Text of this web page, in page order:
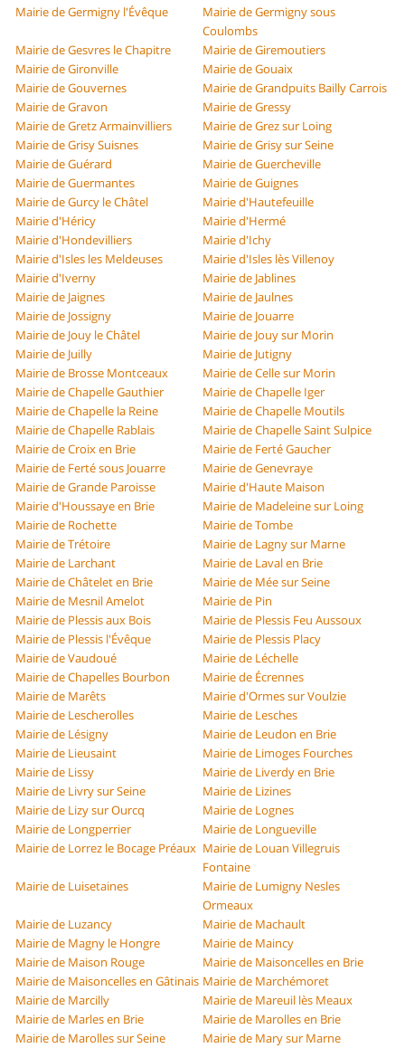
Mairie de Germigny l'Évêque
Mairie de Germigny sous
Coulombs
Mairie de Gesvres le Chapitre
Mairie de Giremoutiers
Mairie de Gironville
Mairie de Gouaix
Mairie de Gouvernes
Mairie de Grandpuits Bailly Carrois
Mairie de Gravon
Mairie de Gressy
Mairie de Gretz Armainvilliers
Mairie de Grez sur Loing
Mairie de Grisy Suisnes
Mairie de Grisy sur Seine
Mairie de Guérard
Mairie de Guercheville
Mairie de Guermantes
Mairie de Guignes
Mairie de Gurcy le Châtel
Mairie d'Hautefeuille
Mairie d'Héricy
Mairie d'Hermé
Mairie d'Hondevilliers
Mairie d'Ichy
Mairie d'Isles les Meldeuses
Mairie d'Isles lès Villenoy
Mairie d'Iverny
Mairie de Jablines
Mairie de Jaignes
Mairie de Jaulnes
Mairie de Jossigny
Mairie de Jouarre
Mairie de Jouy le Châtel
Mairie de Jouy sur Morin
Mairie de Juilly
Mairie de Jutigny
Mairie de Brosse Montceaux
Mairie de Celle sur Morin
Mairie de Chapelle Gauthier
Mairie de Chapelle Iger
Mairie de Chapelle la Reine
Mairie de Chapelle Moutils
Mairie de Chapelle Rablais
Mairie de Chapelle Saint Sulpice
Mairie de Croix en Brie
Mairie de Ferté Gaucher
Mairie de Ferté sous Jouarre
Mairie de Genevraye
Mairie de Grande Paroisse
Mairie d'Haute Maison
Mairie d'Houssaye en Brie
Mairie de Madeleine sur Loing
Mairie de Rochette
Mairie de Tombe
Mairie de Trétoire
Mairie de Lagny sur Marne
Mairie de Larchant
Mairie de Laval en Brie
Mairie de Châtelet en Brie
Mairie de Mée sur Seine
Mairie de Mesnil Amelot
Mairie de Pin
Mairie de Plessis aux Bois
Mairie de Plessis Feu Aussoux
Mairie de Plessis l'Évêque
Mairie de Plessis Placy
Mairie de Vaudoué
Mairie de Léchelle
Mairie de Chapelles Bourbon
Mairie de Écrennes
Mairie de Marêts
Mairie d'Ormes sur Voulzie
Mairie de Lescherolles
Mairie de Lesches
Mairie de Lésigny
Mairie de Leudon en Brie
Mairie de Lieusaint
Mairie de Limoges Fourches
Mairie de Lissy
Mairie de Liverdy en Brie
Mairie de Livry sur Seine
Mairie de Lizines
Mairie de Lizy sur Ourcq
Mairie de Lognes
Mairie de Longperrier
Mairie de Longueville
Mairie de Lorrez le Bocage Préaux Mairie de Louan Villegruis
Fontaine
Mairie de Luisetaines
Mairie de Lumigny Nesles
Ormeaux
Mairie de Luzancy
Mairie de Machault
Mairie de Magny le Hongre
Mairie de Maincy
Mairie de Maison Rouge
Mairie de Maisoncelles en Brie
Mairie de Maisoncelles en Gâtinais Mairie de Marchémoret
Mairie de Marcilly
Mairie de Mareuil lès Meaux
Mairie de Marles en Brie
Mairie de Marolles en Brie
Mairie de Marolles sur Seine
Mairie de Mary sur Marne